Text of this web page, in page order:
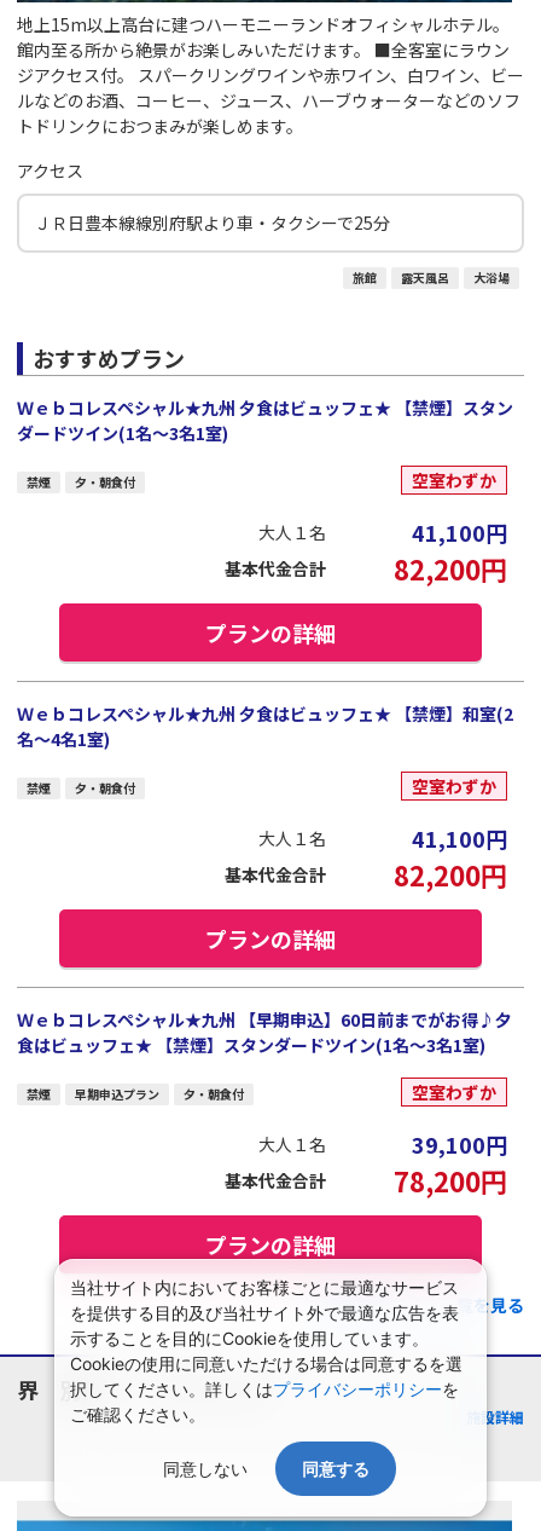
地上15m以上高台に建つハーモニーランドオフィシャルホテル。
館内至る所から絶景がお楽しみいただけます。 ■全客室にラウン
ジアクセス付。 スパークリングワインや赤ワイン、白ワイン、ビー
ルなどのお酒、コーヒー、ジュース、ハーブウォーターなどのソフ
トドリンクにおつまみが楽しめます。
アクセス
ＪＲ日豊本線線別府駅より車・タクシーで25分
旅館 露天風呂 大浴場
おすすめプラン
Ｗｅｂコレスペシャル★九州 夕食はビュッフェ★ 【禁煙】スタン
ダードツイン(1名～3名1室)
禁煙 夕・朝食付 空室わずか
大人１名 41,100円
基本代金合計 82,200円
プランの詳細
Ｗｅｂコレスペシャル★九州 夕食はビュッフェ★ 【禁煙】和室(2
名～4名1室)
禁煙 夕・朝食付 空室わずか
大人１名 41,100円
基本代金合計 82,200円
プランの詳細
Ｗｅｂコレスペシャル★九州 【早期申込】60日前までがお得♪夕
食はビュッフェ★ 【禁煙】スタンダードツイン(1名～3名1室)
禁煙 早期申込プラン 夕・朝食付 空室わずか
大人１名 39,100円
基本代金合計 78,200円
プランの詳細
この施設のプラン一覧を見る
界 別府
大分県/別府・鉄輪
施設詳細
当社サイト内においてお客様ごとに最適なサービス
を提供する目的及び当社サイト外で最適な広告を表
示することを目的にCookieを使用しています。
Cookieの使用に同意いただける場合は同意するを選
択してください。詳しくはプライバシーポリシーを
ご確認ください。
同意しない 同意する